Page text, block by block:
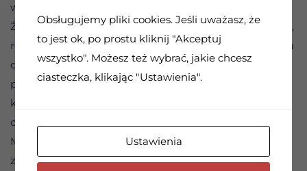
w trzeźwym życiu.
Żadna zdrowiejąca osoba nie może mieć udanego dnia,
rozpamiętując idee, które mogą być szkodliwe. W ciągu
dnia spotykamy ludzi, których postawa może nas
przerażać. Możemy pracować z ludźmi, którzy są
krytyczni, plotkują lub żywią urazę. Nie jest naszym
obowiązkiem poprawianie ich lub spieranie się z nimi.
Mądrze jest jednak nie akceptować tego, co uznajemy
za błędne myślenie.
Obsługujemy pliki cookies. Jeśli uważasz, że
to jest ok, po prostu kliknij "Akceptuj
wszystko". Możesz też wybrać, jakie chcesz
ciasteczka, klikając "Ustawienia".
Ustawienia